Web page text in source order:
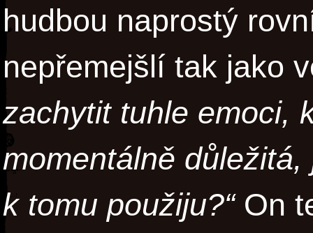
hudbou naprostý
nepřemejšlí tak jako
zachytit tuhle emoci,
momentálně
k tomu použiju?“On